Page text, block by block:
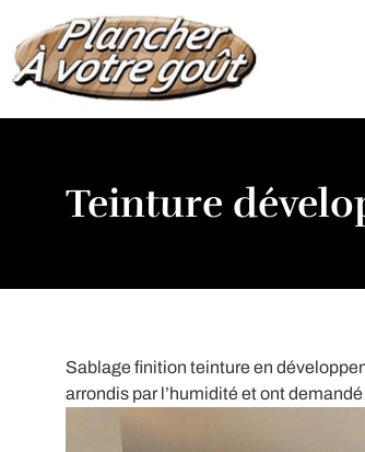
Teinture
Sablage finition teinture en
arrondis par l’humidité et ont